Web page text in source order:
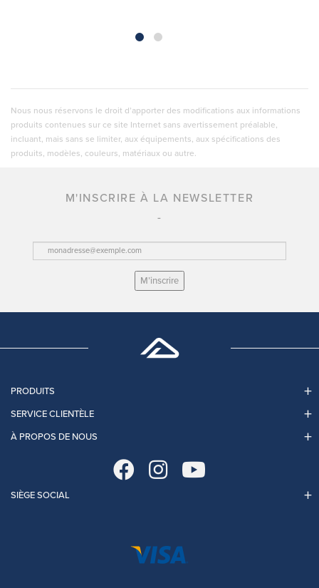
Nous nous réservons le droit d’apporter des modifications aux informations
produits contenues sur ce site Internet sans avertissement préalable,
incluant, mais sans se limiter, aux équipements, aux spécifications des
produits, modèles, couleurs, matériaux ou autre.
M'INSCRIRE À LA NEWSLETTER
M’inscrire
PRODUITS
SERVICE CLIENTÈLE
À PROPOS DE NOUS
SIÈGE SOCIAL